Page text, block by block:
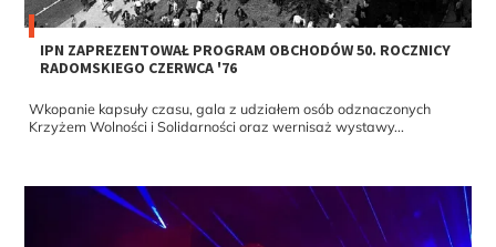
IPN ZAPREZENTOWAŁ PROGRAM OBCHODÓW 50. ROCZNICY
RADOMSKIEGO CZERWCA '76
Wkopanie kapsuły czasu, gala z udziałem osób odznaczonych
Krzyżem Wolności i Solidarności oraz wernisaż wystawy...